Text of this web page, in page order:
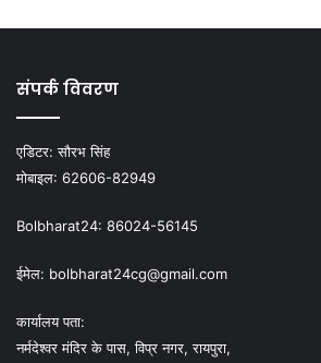
संपर्क विवरण
एडिटर:सौरभ सिंह
मोबाइल: 62606-82949
Bolbharat24: 86024-56145
ईमेल: bolbharat24cg@gmail.com
कार्यालय पता:
नर्मदेश्वर मंदिर के पास, विप्र नगर, रायपुरा,